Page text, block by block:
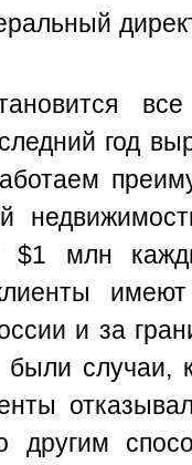
все
год
$1 млн
имеют
и за
случаи,
другим